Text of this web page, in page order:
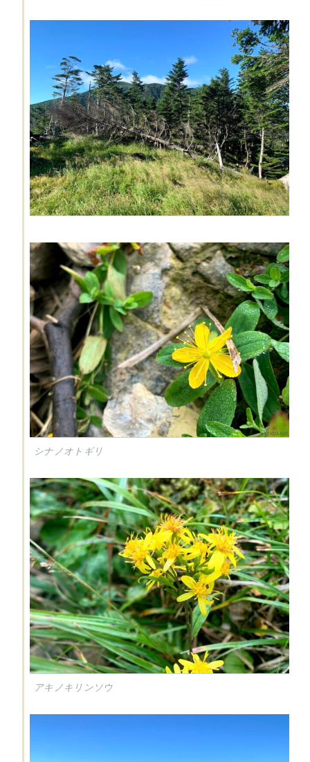
シナノオトギリ
アキノキリンソウ